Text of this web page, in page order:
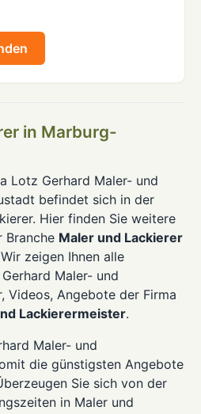
in Marburg-
Lotz Gerhard Maler- und
befindet sich in der
Hier finden Sie weitere
Branche Maler und Lackierer
zeigen Ihnen alle
Maler- und
Videos, Angebote der Firma
Lackierermeister.
Maler- und
die günstigsten Angebote
Sie sich von der
in Maler und